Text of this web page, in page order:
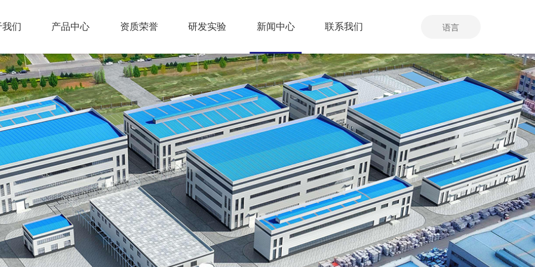
们 产品中心 资质荣誉 研发实验 新闻中心 联系我们 语言